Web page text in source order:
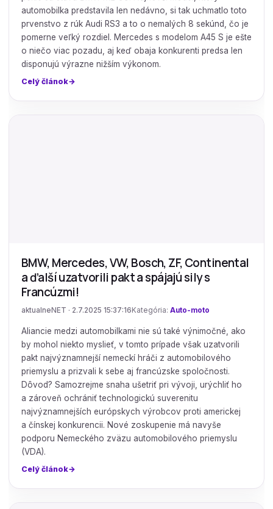
automobilka predstavila len nedávno, si tak uchmatlo toto
prvenstvo z rúk Audi RS3 a to o nemalých 8 sekúnd, čo je
pomerne veľký rozdiel. Mercedes s modelom A45 S je ešte
o niečo viac pozadu, aj keď obaja konkurenti predsa len
disponujú výrazne nižším výkonom.
Celý článok
BMW, Mercedes, VW, Bosch, ZF, Continental
a ďalší uzatvorili pakt a spájajú sily s
Francúzmi!
aktualneNET · 2.7.2025 15:37:16 Kategória: Auto-moto
Aliancie medzi automobilkami nie sú také výnimočné, ako
by mohol niekto myslieť, v tomto prípade však uzatvorili
pakt najvýznamnejší nemeckí hráči z automobilového
priemyslu a prizvali k sebe aj francúzske spoločnosti.
Dôvod? Samozrejme snaha ušetriť pri vývoji, urýchliť ho
a zároveň ochrániť technologickú suverenitu
najvýznamnejších európskych výrobcov proti americkej
a čínskej konkurencii. Nové zoskupenie má navyše
podporu Nemeckého zväzu automobilového priemyslu
(VDA).
Celý článok